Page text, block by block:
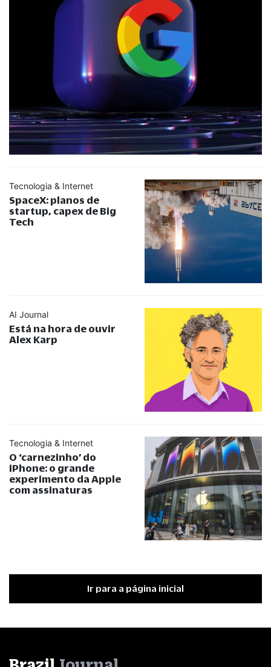
Tecnologia & Internet
SpaceX: planos de
startup, capex de Big
Tech
AI Journal
Está na hora de ouvir
Alex Karp
Tecnologia & Internet
O ‘carnezinho’ do
iPhone: o grande
experimento da Apple
com assinaturas
Ir para a página inicial